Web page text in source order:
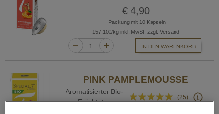
0%
€ 4,90
Packung mit 10 Kapseln
157,10€/kg inkl. MwSt, zzgl. Versand
IN DEN WARENKORB
PINK PAMPLEMOUSSE
Aromatisierter Bio-
Früchtetee
Bewertung:
(25)